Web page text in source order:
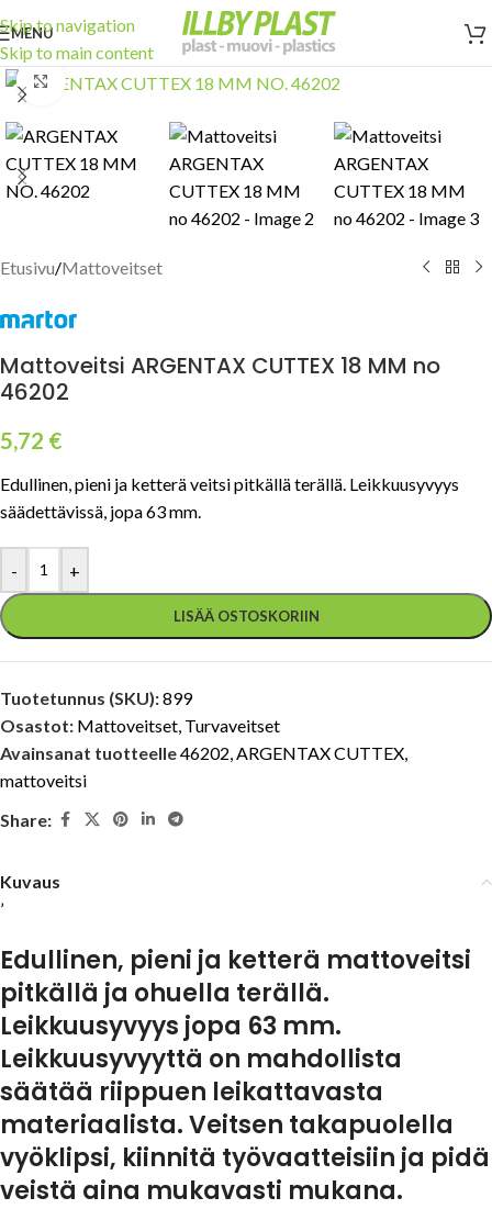
Skip to navigation
Skip to main content
MENU
Click to enlarge
Etusivu/Mattoveitset
Mattoveitsi ARGENTAX CUTTEX 18 MM no
46202
5,72 €
Edullinen, pieni ja ketterä veitsi pitkällä terällä. Leikkuusyvyys
säädettävissä, jopa 63 mm.
- +
LISÄÄ OSTOSKORIIN
Tuotetunnus (SKU):899
Osastot: Mattoveitset, Turvaveitset
Avainsanat tuotteelle46202,ARGENTAX CUTTEX,
mattoveitsi
Share:
Kuvaus
’
Edullinen, pieni ja ketterä mattoveitsi
pitkällä ja ohuella terällä.
Leikkuusyvyys jopa 63 mm.
Leikkuusyvyyttä on mahdollista
säätää riippuen leikattavasta
materiaalista. Veitsen takapuolella
vyöklipsi, kiinnitä työvaatteisiin ja pidä
veistä aina mukavasti mukana.